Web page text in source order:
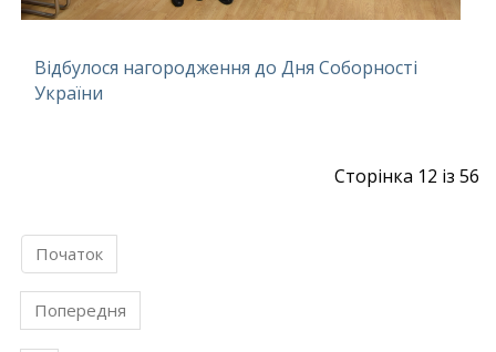
Відбулося нагородження до Дня Соборності
України
Сторінка 12 із 56
Початок
Попередня